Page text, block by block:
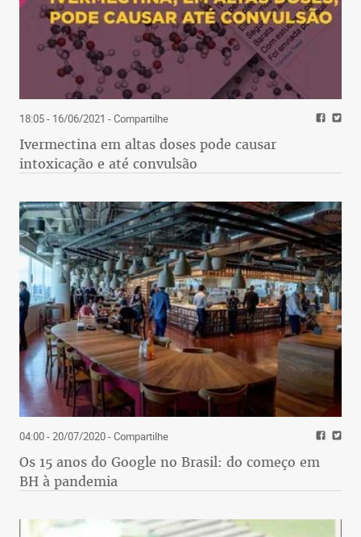
18:05 - 16/06/2021 - Compartilhe
Ivermectina em altas doses pode causar
intoxicação e até convulsão
04:00 - 20/07/2020- Compartilhe
Os 15 anos do Google no Brasil: do começo em
BH à pandemia